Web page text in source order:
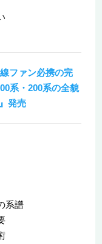
ファン必携の完
系・200系の全貌
発売
系譜